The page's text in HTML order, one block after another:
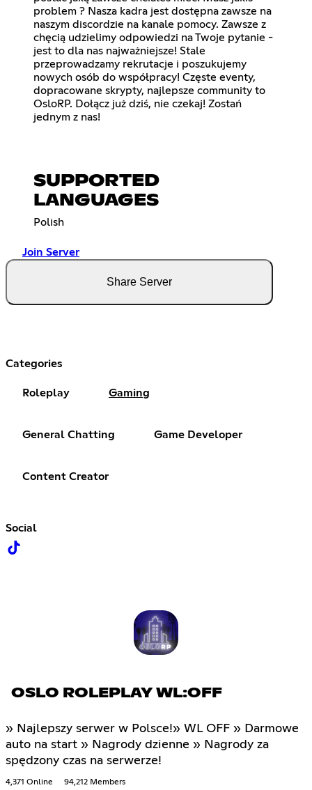
problem ? Nasza kadra jest dostępna zawsze na
naszym discordzie na kanale pomocy. Zawsze z
chęcią udzielimy odpowiedzi na Twoje pytanie -
jest to dla nas najważniejsze! Stale
przeprowadzamy rekrutacje i poszukujemy
nowych osób do współpracy! Częste eventy,
dopracowane skrypty, najlepsze community to
OsloRP. Dołącz już dziś, nie czekaj! Zostań
jednym z nas!
SUPPORTED
LANGUAGES
Polish
Join Server
Share Server
Categories
Roleplay Gaming
General Chatting Game Developer
Content Creator
Social
OSLO ROLEPLAY WL:OFF
» Najlepszy serwer w Polsce!» WL OFF » Darmowe
auto na start » Nagrody dzienne » Nagrody za
spędzony czas na serwerze!
4,371 Online 94,212 Members